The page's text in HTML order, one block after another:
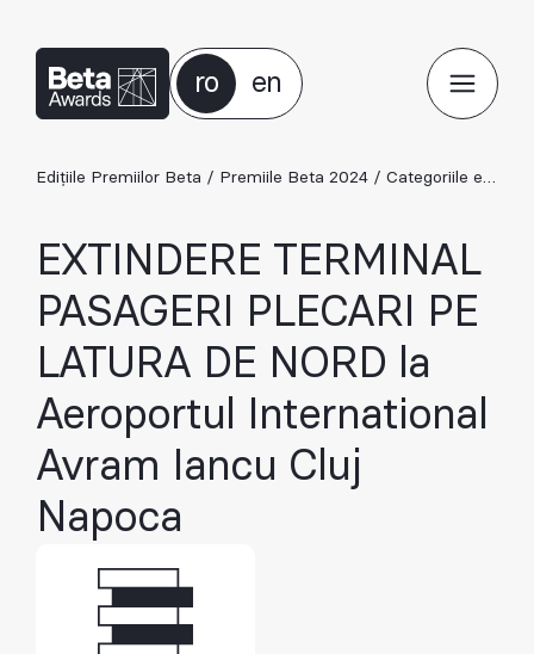
ro en
Edițiile Premiilor Beta / Premiile Beta 2024 / Categoriile ediției 2024
EXTINDERE TERMINAL
PASAGERI PLECARI PE
LATURA DE NORD la
Aeroportul International
Avram Iancu Cluj
Napoca